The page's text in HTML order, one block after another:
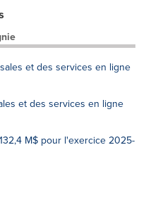
et des services en ligne
et des services en ligne
M$ pour l'exercice 2025-